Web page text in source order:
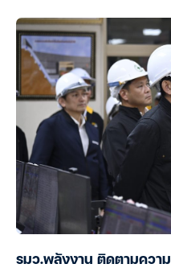
รมว.พลังงาน ติดตามควา